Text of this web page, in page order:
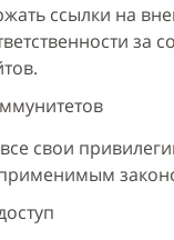
ссылки на
за
свои
применимым